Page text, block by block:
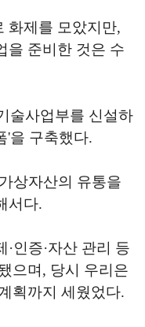
화제를 모았지만,
을 준비한 것은 수
술사업부를 신설하
'을 구축했다.
상자산의 유통을
서다.
인증·자산 관리 등
으며, 당시 우리은
획까지 세웠었다.